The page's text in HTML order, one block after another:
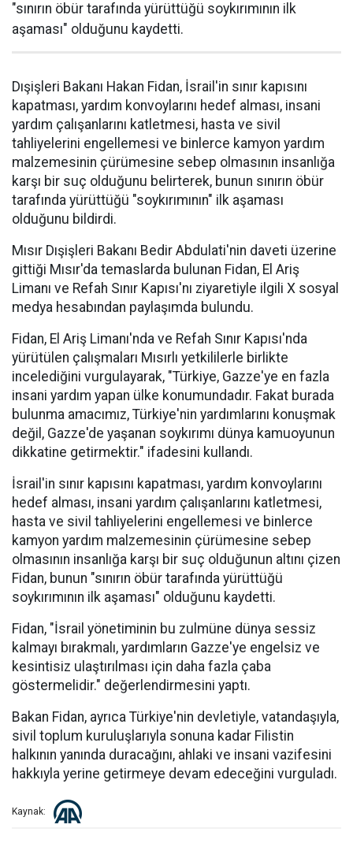
"sınırın öbür tarafında yürüttüğü soykırımının ilk
aşaması" olduğunu kaydetti.
Dışişleri Bakanı Hakan Fidan, İsrail'in sınır kapısını
kapatması, yardım konvoylarını hedef alması, insani
yardım çalışanlarını katletmesi, hasta ve sivil
tahliyelerini engellemesi ve binlerce kamyon yardım
malzemesinin çürümesine sebep olmasının insanlığa
karşı bir suç olduğunu belirterek, bunun sınırın öbür
tarafında yürüttüğü "soykırımının" ilk aşaması
olduğunu bildirdi.
Mısır Dışişleri Bakanı Bedir Abdulati'nin daveti üzerine
gittiği Mısır'da temaslarda bulunan Fidan, El Ariş
Limanı ve Refah Sınır Kapısı'nı ziyaretiyle ilgili X sosyal
medya hesabından paylaşımda bulundu.
Fidan, El Ariş Limanı'nda ve Refah Sınır Kapısı'nda
yürütülen çalışmaları Mısırlı yetkililerle birlikte
incelediğini vurgulayarak, "Türkiye, Gazze'ye en fazla
insani yardım yapan ülke konumundadır. Fakat burada
bulunma amacımız, Türkiye'nin yardımlarını konuşmak
değil, Gazze'de yaşanan soykırımı dünya kamuoyunun
dikkatine getirmektir." ifadesini kullandı.
İsrail'in sınır kapısını kapatması, yardım konvoylarını
hedef alması, insani yardım çalışanlarını katletmesi,
hasta ve sivil tahliyelerini engellemesi ve binlerce
kamyon yardım malzemesinin çürümesine sebep
olmasının insanlığa karşı bir suç olduğunun altını çizen
Fidan, bunun "sınırın öbür tarafında yürüttüğü
soykırımının ilk aşaması" olduğunu kaydetti.
Fidan, "İsrail yönetiminin bu zulmüne dünya sessiz
kalmayı bırakmalı, yardımların Gazze'ye engelsiz ve
kesintisiz ulaştırılması için daha fazla çaba
göstermelidir." değerlendirmesini yaptı.
Bakan Fidan, ayrıca Türkiye'nin devletiyle, vatandaşıyla,
sivil toplum kuruluşlarıyla sonuna kadar Filistin
halkının yanında duracağını, ahlaki ve insani vazifesini
hakkıyla yerine getirmeye devam edeceğini vurguladı.
Kaynak: